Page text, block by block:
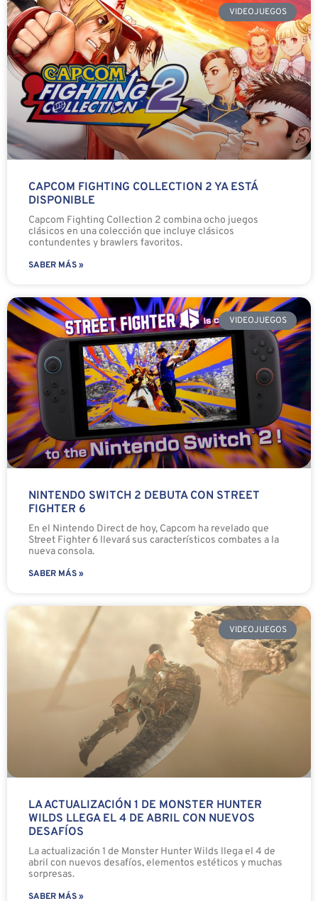
VIDEOJUEGOS
CAPCOM FIGHTING COLLECTION 2 YA ESTÁ
DISPONIBLE
Capcom Fighting Collection 2 combina ocho juegos
clásicos en una colección que incluye clásicos
contundentes y brawlers favoritos.
SABER MÁS »
VIDEOJUEGOS
NINTENDO SWITCH 2 DEBUTA CON STREET
FIGHTER 6
En el Nintendo Direct de hoy, Capcom ha revelado que
Street Fighter 6 llevará sus característicos combates a la
nueva consola.
SABER MÁS »
VIDEOJUEGOS
LA ACTUALIZACIÓN 1 DE MONSTER HUNTER
WILDS LLEGA EL 4 DE ABRIL CON NUEVOS
DESAFÍOS
La actualización 1 de Monster Hunter Wilds llega el 4 de
abril con nuevos desafíos, elementos estéticos y muchas
sorpresas.
SABER MÁS »